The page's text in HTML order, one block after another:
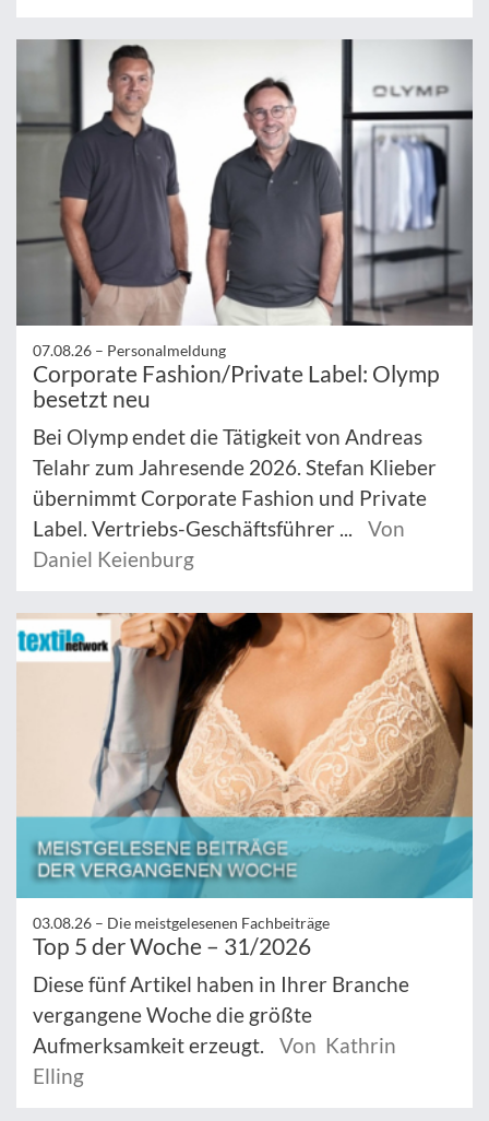
07.08.26 – Personalmeldung
Corporate Fashion/Private Label: Olymp
besetzt neu
Bei Olymp endet die Tätigkeit von Andreas
Telahr zum Jahresende 2026. Stefan Klieber
übernimmt Corporate Fashion und Private
Label. Vertriebs-Geschäftsführer ...
Von
Daniel Keienburg
03.08.26 – Die meistgelesenen Fachbeiträge
Top 5 der Woche – 31/2026
Diese fünf Artikel haben in Ihrer Branche
vergangene Woche die größte
Aufmerksamkeit erzeugt.
Von Kathrin
Elling